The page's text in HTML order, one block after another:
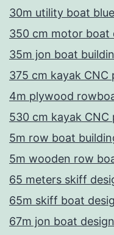
30m utility boat
350 cm motor boat
35m jon boat
375 cm kayak CNC
4m plywood
530 cm kayak CNC
5m row boat
5m wooden row
65 meters skiff
65m skiff boat
67m jon boat design